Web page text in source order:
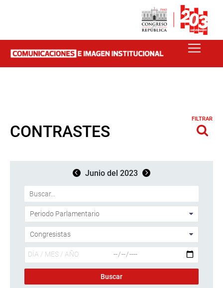
CONTRASTES
FILTRAR
Junio del 2023